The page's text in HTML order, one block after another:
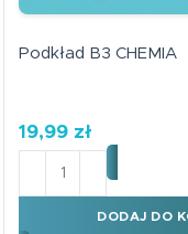
Słoneczny
Podkład B3 CHEMIA
19,99 zł
ilość Podkład B3
DODAJ DO